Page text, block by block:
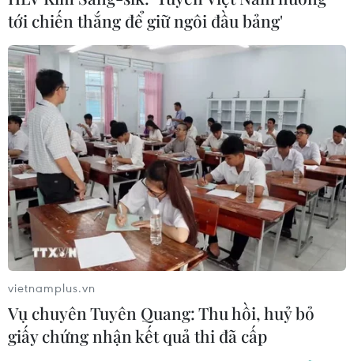
tới chiến thắng để giữ ngôi đầu bảng'
vietnamplus.vn
Vụ chuyên Tuyên Quang: Thu hồi, huỷ bỏ
giấy chứng nhận kết quả thi đã cấp